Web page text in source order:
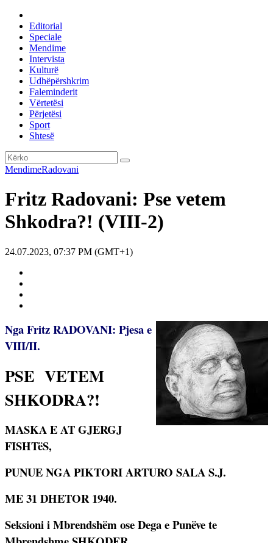
Editorial
Speciale
Mendime
Intervista
Kulturë
Udhëpërshkrim
Faleminderit
Vërtetësi
Përjetësi
Sport
Shtesë
MendimeRadovani
Fritz Radovani: Pse vetem
Shkodra?! (VIII-2)
24.07.2023, 07:37 PM (GMT+1)
Nga Fritz RADOVANI: Pjesa e
VIII/II.
PSE VETEM
SHKODRA?!
MASKA E AT GJERGJ
FISHTëS,
PUNUE NGA PIKTORI ARTURO SALA S.J.
ME 31 DHETOR 1940.
Seksioni i Mbrendshëm ose Dega e Punëve te